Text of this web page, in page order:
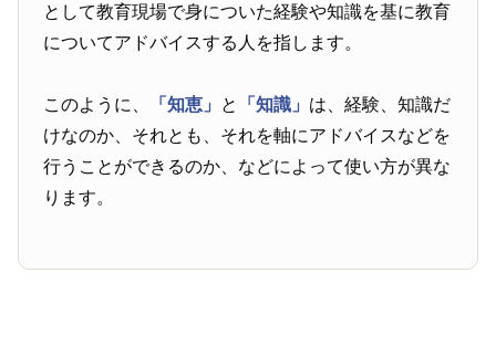
として教育現場で身についた経験や知識を基に教育
についてアドバイスする人を指します。
このように、 「知恵」 と 「知識」 は、経験、知識だ
けなのか、それとも、それを軸にアドバイスなどを
行うことができるのか、などによって使い方が異な
ります。